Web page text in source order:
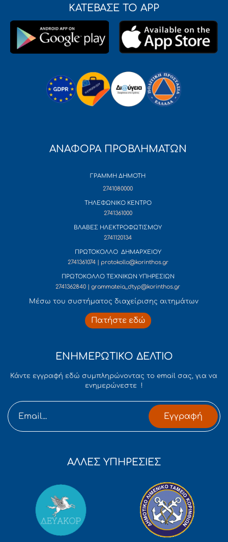
ΚΑΤΕΒΑΣΕ ΤΟ APP
ΑΝΑΦΟΡΑ ΠΡΟΒΛΗΜΑΤΩΝ
ΓΡΑΜΜΗ ΔΗΜΟΤΗ
2741080000
ΤΗΛΕΦΩΝΙΚΟ ΚΕΝΤΡΟ
2741361000
ΒΛΑΒΕΣ ΗΛΕΚΤΡΟΦΩΤΙΣΜΟΥ
2741120134
ΠΡΩΤΟΚΟΛΛΟ ΔΗΜΑΡΧΕΙΟΥ
2741361074 | protokollo@korinthos.gr
ΠΡΩΤΟΚΟΛΛΟ ΤΕΧΝΙΚΩΝ ΥΠΗΡΕΣΙΩΝ
2741362840 | grammateia_dtyp@korinthos.gr
Mέσω του συστήματος διαχείρισης αιτημάτων
Πατήστε εδώ
ΕΝΗΜΕΡΩΤΙΚΟ ΔΕΛΤΙΟ
Κάντε εγγραφή εδώ συμπληρώνοντας το email σας, για να
ενημερώνεστε !
Εγγραφή
ΑΛΛΕΣ ΥΠΗΡΕΣΙΕΣ